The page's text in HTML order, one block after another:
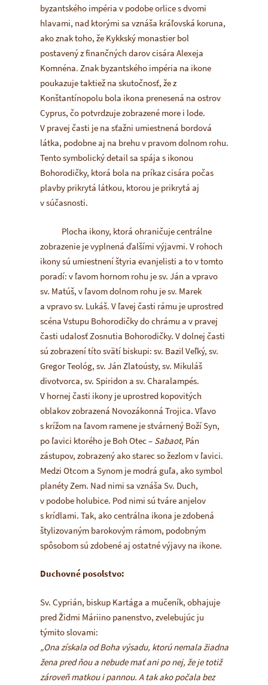
byzantského impéria v podobe orlice s dvomi
hlavami, nad ktorými sa vznáša kráľovská koruna,
ako znak toho, že Kykkský monastier bol
postavený z finančných darov cisára Alexeja
Komnéna. Znak byzantského impéria na ikone
poukazuje taktiež na skutočnosť, že z
Konštantínopolu bola ikona prenesená na ostrov
Cyprus, čo potvrdzuje zobrazené more i lode.
V pravej časti je na sťažni umiestnená bordová
látka, podobne aj na brehu v pravom dolnom rohu.
Tento symbolický detail sa spája s ikonou
Bohorodičky, ktorá bola na príkaz cisára počas
plavby prikrytá látkou, ktorou je prikrytá aj
v súčasnosti.
Plocha ikony, ktorá ohraničuje centrálne
zobrazenie je vyplnená ďalšími výjavmi. V rohoch
ikony sú umiestnení štyria evanjelisti a to v tomto
poradí: v ľavom hornom rohu je sv. Ján a vpravo
sv. Matúš, v ľavom dolnom rohu je sv. Marek
a vpravo sv. Lukáš. V ľavej časti rámu je uprostred
scéna Vstupu Bohorodičky do chrámu a v pravej
časti udalosť Zosnutia Bohorodičky. V dolnej časti
sú zobrazení títo svätí biskupi: sv. Bazil Veľký, sv.
Gregor Teológ, sv. Ján Zlatoústy, sv. Mikuláš
divotvorca, sv. Spiridon a sv. Charalampés.
V hornej časti ikony je uprostred kopovitých
oblakov zobrazená Novozákonná Trojica. Vľavo
s krížom na ľavom ramene je stvárnený Boží Syn,
po ľavici ktorého je Boh Otec – Sabaot, Pán
zástupov, zobrazený ako starec so žezlom v ľavici.
Medzi Otcom a Synom je modrá guľa, ako symbol
planéty Zem. Nad nimi sa vznáša Sv. Duch,
v podobe holubice. Pod nimi sú tváre anjelov
s krídlami. Tak, ako centrálna ikona je zdobená
štylizovaným barokovým rámom, podobným
spôsobom sú zdobené aj ostatné výjavy na ikone.
Duchovné posolstvo:
Sv. Cyprián, biskup Kartága a mučeník, obhajuje
pred Židmi Máriino panenstvo, zvelebujúc ju
týmito slovami:
„Ona získala od Boha výsadu, ktorú nemala žiadna
žena pred ňou a nebude mať ani po nej, že je totiž
zároveň matkou i pannou. A tak ako počala bez